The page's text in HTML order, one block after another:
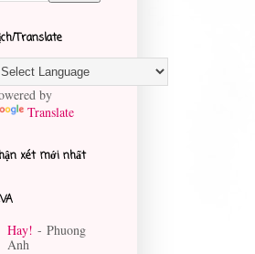
Translate
by
Translate
xét mới nhất
Hay! - Phuong
Anh